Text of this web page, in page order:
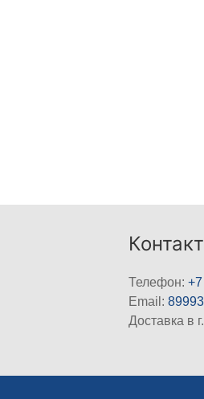
Телефон:
Email:
Доставка в